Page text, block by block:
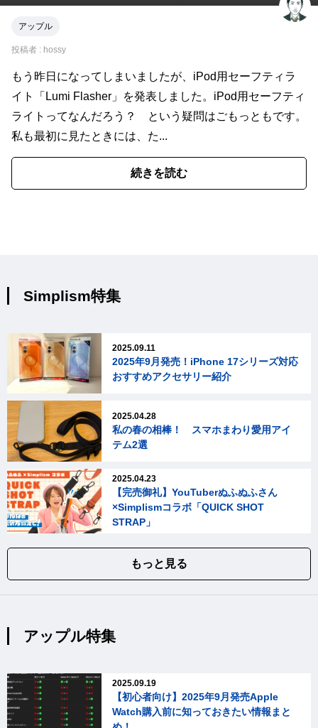
アップル
投稿者 : hossy
もう昨日になってしまいましたが、iPod用セーフティラ
イト「Lumi Flasher」を発表しました。iPod用セーフティ
ライトってなんだろう？ という疑問はごもっともです。
私も最初に見たときには、た...
続きを読む
Simplism特集
2025.09.11
2025年9月発売！iPhone 17シリーズ対応
おすすめアクセサリー紹介
2025.04.28
私の春の相棒！ スマホまわり愛用アイ
テム2選
2025.04.23
【完売御礼】YouTuberぬふぬふさん
×Simplismコラボ「QUICK SHOT
STRAP」
もっと見る
アップル特集
2025.09.19
【初心者向け】2025年9月発売Apple
Watch購入前に知っておきたい情報まと